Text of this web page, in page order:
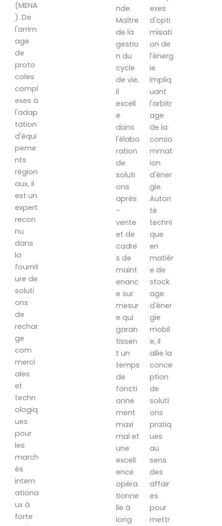
(MENA
). De
l'arrim
age
de
proto
coles
compl
exes à
l'adap
tation
d'équi
peme
nts
région
aux, il
est un
expert
recon
nu
dans
la
fournit
ure de
soluti
ons
de
rechar
ge
com
merci
ales
et
techn
ologiq
ues
pour
les
march
és
intern
ationa
ux à
forte
nde.
Maître
de la
gestio
n du
cycle
de vie,
il
excell
e
dans
l'élabo
ration
de
soluti
ons
après
-
vente
et de
cadre
s de
maint
enanc
e sur
mesur
e qui
garan
tissen
t un
temps
de
foncti
onne
ment
maxi
mal et
une
excell
ence
opéra
tionne
lle à
long
exes
d'opti
misati
on de
l'énerg
ie
impliq
uant
l'arbitr
age
de la
conso
mmat
ion
d'éner
gie.
Autori
té
techni
que
en
matièr
e de
stock
age
d'éner
gie
mobil
e, il
allie la
conce
ption
de
soluti
ons
pratiq
ues
au
sens
des
affair
es
pour
mettr